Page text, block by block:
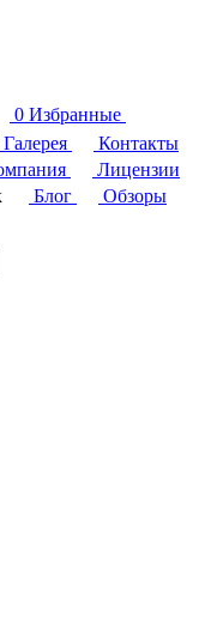
0 Избранные
Галерея
Контакты
Лицензии
Блог
Обзоры